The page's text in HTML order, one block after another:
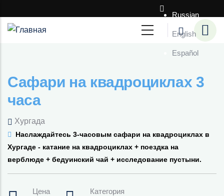
Russian
English
Español
Сафари на квадроциклах 3
часа
Хургада
Наслаждайтесь 3-часовым сафари на квадроциклах в
Хургаде - катание на квадроциклах + поездка на
верблюде + бедуинский чай + исследование пустыни.
Цена
Категория